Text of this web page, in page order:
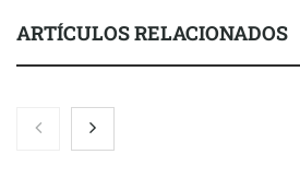
ARTÍCULOS RELACIONADOS
NOVA: innovación y diseño que
mano de Tormo Franquicias